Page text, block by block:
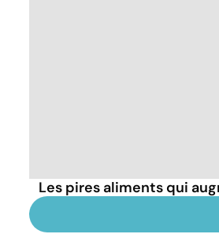
Les pires aliments qui